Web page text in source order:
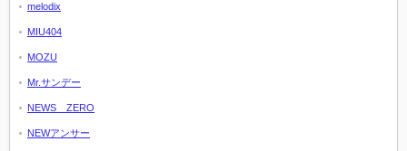
melodix
MIU404
MOZU
Mr.サンデー
NEWS ZERO
NEWアンサー